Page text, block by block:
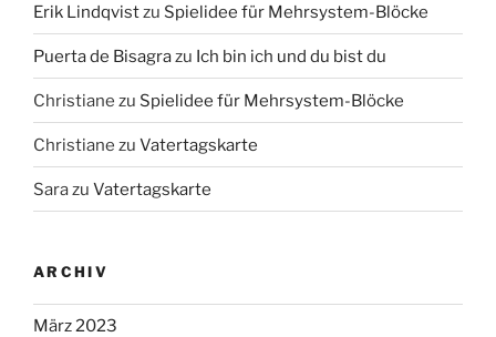
Erik Lindqvistzu Spielidee für Mehrsystem-Blöcke
Puerta de Bisagrazu Ich bin ich und du bist du
Christiane zu Spielidee für Mehrsystem-Blöcke
Christiane zu Vatertagskarte
Sarazu Vatertagskarte
ARCHIV
März 2023